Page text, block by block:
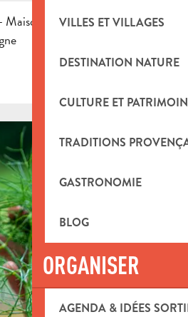
VILLES ET VILLAGES
DESTINATION NATURE
CULTURE ET
TRADITIONS
GASTRONOMIE
BLOG
ORGANISER
AGENDA & IDÉES
FERRONI, 44 impasse de
+3 PHOTOS